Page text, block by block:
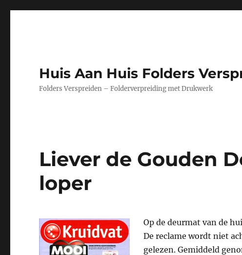
Huis Aan Huis Folders
Folders Verspreiden – Folderverpreiding met Drukwerk
Liever de Gouden
loper
Op de deurmat van de
De reclame wordt niet
gelezen. Gemiddeld